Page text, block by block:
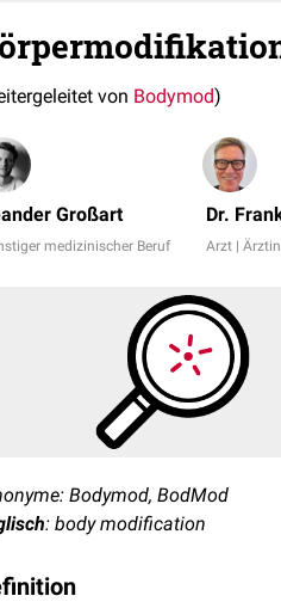
von Bodymod)
Großart
medizinischer Beruf
Dr.
Arzt | Ärztin
Bodymod, BodMod
: body modification